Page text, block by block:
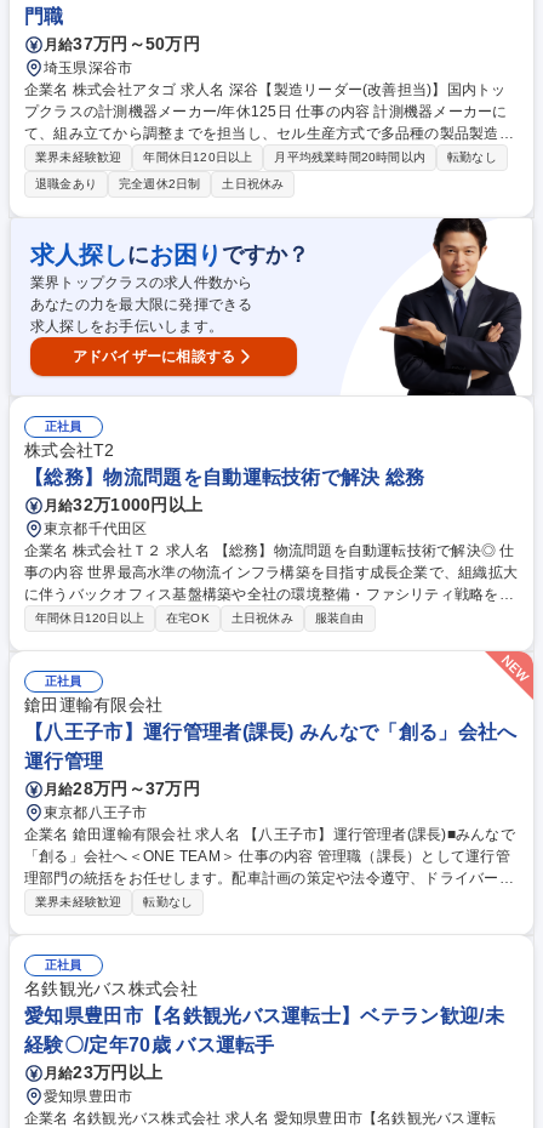
門職
月給37万円～50万円
埼玉県深谷市
企業名 株式会社アタゴ 求人名 深谷【製造リーダー(改善担当)】国内トッ
プクラスの計測機器メーカー/年休125日 仕事の内容 計測機器メーカーに
て、組み立てから調整までを担当し、セル生産方式で多品種の製品製造を
行います。単純作業ではなく、改善提案やトラブルシューティングを通じ
て技術力向上を目指せる環境です。 【詳細】・製品の組立から調整 ・改
善提案 ・トラブルシューティング 【キャリアパス】組立調整から覚えて
頂き、製品勉強をしたうえで、ゆくゆくは管理職業務をお任せしたいと考
えています。 【主要製品】ポケット糖度計/pHメーター/デジタル塩分計/
濃度モニター/旋光計/屈折旋光計/液浸濃度計/B型粘度計/デジタル粘度計/臨
床検査機器など 募集職種 深谷【製造リーダー(改善担当)】国内トップクラ
スの計測機器メーカー/年休125日
業界未経験歓迎 年間休日120日以上 月平均残業時間20時間以内
転勤なし
退職金あり
完全週休2日制 土日祝休み
求人探しにお困り ですか？
業界トップクラスの求人件数から
あなたの力を最大限に発揮できる
求人探しをお手伝いします。
アドバイザーに相談する
正社員
株式会社T2
【総務】物流問題を自動運転技術で解決 総務
月給32万1000円以上
東京都千代田区
企業名 株式会社Ｔ２ 求人名 【総務】物流問題を自動運転技術で解決◎ 仕
事の内容 世界最高水準の物流インフラ構築を目指す成長企業で、組織拡大
に伴うバックオフィス基盤構築や全社の環境整備・ファシリティ戦略を担
うポジションです。 ・オフィス戦略の実行および拠点管理（日比谷本社お
リティの維持・改善 ・衛生管理（健康診断 ／ストレスチェックの実施管
理）および安全衛生委員会の運営サポート ・社内規程の管理および運用定
着の推進 ・防災計画の運用およびBCP（事業継続計画）の実行支援 など
募集職種 【総務】物流問題を自動運転技術で解決◎
年間休日120日以上 在宅OK 土日祝休み 服装自由
正社員
鎗田運輸有限会社
【八王子市】運行管理者(課長) みんなで「創る」会社へ
運行管理
月給28万円～37万円
東京都八王子市
企業名 鎗田運輸有限会社 求人名 【八王子市】運行管理者(課長)■みんなで
「創る」会社へ＜ONE TEAM＞ 仕事の内容 管理職（課長）として運行管
理部門の統括をお任せします。配車計画の策定や法令遵守、ドライバーの
労務管理、メンバーの指導などを通じて、安全性と収益性の双方を最大化
全管理・法令遵守体制の構築運用（監査対応等） ■ドライバーの労務管理
および人員・車両配置の最適化 ■部下の指揮・指導と組織マネジメント ■
経営方針の現場浸透や課題の経営層への報告・提案 募集職種 【八王子
市】運行管理者(課長)■みんなで「創る」会社へ＜ONE TEAM＞
業界未経験歓迎 転勤なし
正社員
名鉄観光バス株式会社
愛知県豊田市【名鉄観光バス運転士】ベテラン歓迎/未
経験〇/定年70歳 バス運転手
月給23万円以上
愛知県豊田市
企業名 名鉄観光バス株式会社 求人名 愛知県豊田市【名鉄観光バス運転